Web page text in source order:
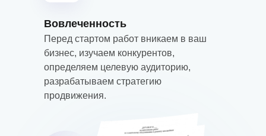
Вовлеченность
Перед стартом работ вникаем в ваш
бизнес, изучаем конкурентов,
определяем целевую аудиторию,
разрабатываем стратегию
продвижения.